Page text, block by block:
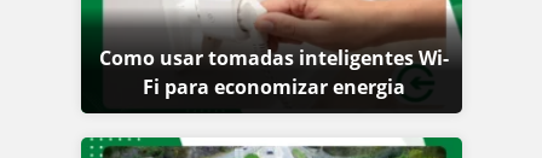
Como usar tomadas inteligentes Wi-
Fi para economizar energia